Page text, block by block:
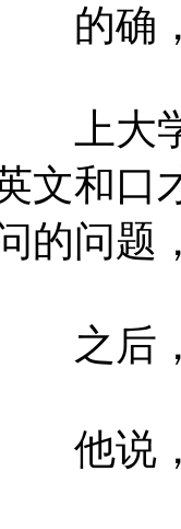
的确，
上大学
文和口
的问题
之后，
他说，